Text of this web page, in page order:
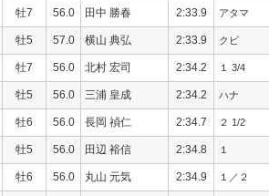
牡7 56.0 田中 勝春 2:33.9 アタマ
牡5 57.0 横山 典弘 2:33.9 クビ
牡7 56.0 北村 宏司 2:34.2 １ 3/4
牡5 56.0 三浦 皇成 2:34.2 ハナ
牡6 56.0 長岡 禎仁 2:34.7 ２ 1/2
牡5 56.0 田辺 裕信 2:34.8 １
牡6 56.0 丸山 元気 2:34.9 １／２